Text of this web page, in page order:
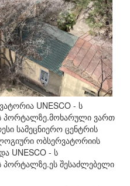
UNESCO - ს
პორტალზე.მოხარული ვართ
სამეცნიერო ცენტრის
ობსერვატორიის
UNESCO - ს
პორტალზე.ეს შესაძლებელი